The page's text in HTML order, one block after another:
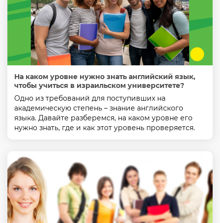
На каком уровне нужно знать английский язык,
чтобы учиться в израильском университете?
Одно из требований для поступивших на
академическую степень – знание английского
языка. Давайте разберемся, на каком уровне его
нужно знать, где и как этот уровень проверяется.